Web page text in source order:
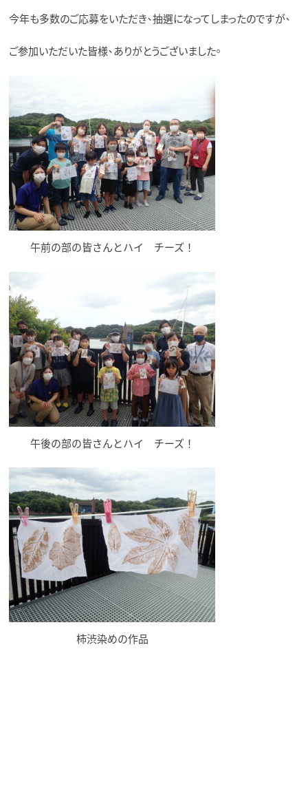
今年も多数のご応募をいただき、抽選になってしまったのですが、
ご参加いただいた皆様、ありがとうございました。
午前の部の皆さんとハイ チーズ！
午後の部の皆さんとハイ チーズ！
柿渋染めの作品